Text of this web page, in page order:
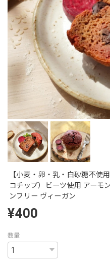
【小麦・卵・乳・白砂糖不使
コチップ）ビーツ使用 アーモ
ンフリー ヴィーガン
¥400
数量